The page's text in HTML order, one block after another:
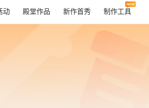
动 殿堂作品 新作首秀 制作工具